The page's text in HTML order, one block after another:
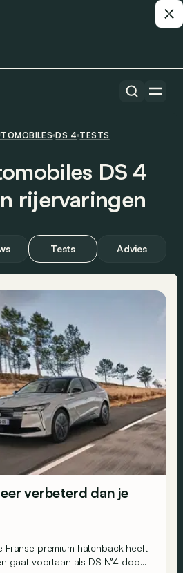
DS 4 TESTS
DS 4
rijervaringen
Tests Advies
verbeterd dan je
Franse premium hatchback heeft
gaat voortaan als DS N°4 door